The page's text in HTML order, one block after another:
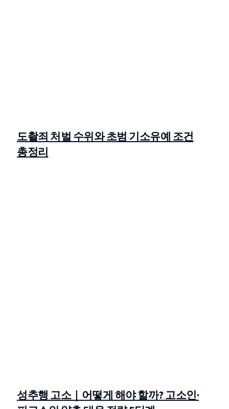
도촬죄 처벌 수위와 초범 기소유예 조건
총정리
성추행 고소｜어떻게 해야 할까? 고소인·